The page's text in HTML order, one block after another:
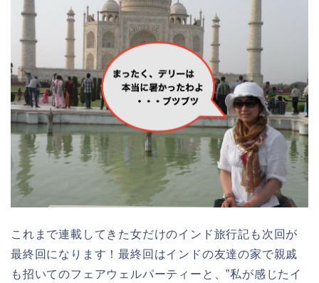
これまで連載してきた女だけのインド旅行記も次回が
最終回になります！最終回はインドの友達の家で親戚
も招いてのフェアウェルパーティーと、”私が感じたイ